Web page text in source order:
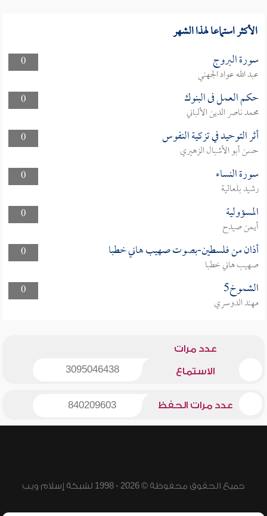
الأكثر استماعا لهذا الشهر
0 سورة البروج
عبد الله عواد الجهني
0
حكم العمل فى البنوك
محمد ناصر الدين الألباني
0
أثر التوحيد في تزكية النفوس
حسن أبو الأشبال الزهيري
0
سورة النساء
رشيد بلعالية
0
المسؤولية
أيمن صيدح
0
أذان من فلسطين-بصوت صهيب هاني خطبا
صهيب هاني خطبا
0
الشموخ5
مهند الدوسري
عدد مرات
الاستماع 3095046438
عدد مرات الحفظ 840209603
جميع الحقوق محفوظة © 2026 - 1998 لشبكة إسلام ويب